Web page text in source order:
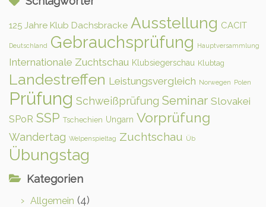
125 Jahre Klub Dachsbracke Ausstellung CACIT
Deutschland Gebrauchsprüfung Hauptversammlung
Internationale Zuchtschau Klubsiegerschau Klubtag
Landestreffen Leistungsvergleich Norwegen Polen
Prüfung Schweißprüfung Seminar Slovakei
SPoR SSP Tschechien Ungarn Vorprüfung
Wandertag Welpenspieltag Zuchtschau Üb
Übungstag
Kategorien
Allgemein (4)